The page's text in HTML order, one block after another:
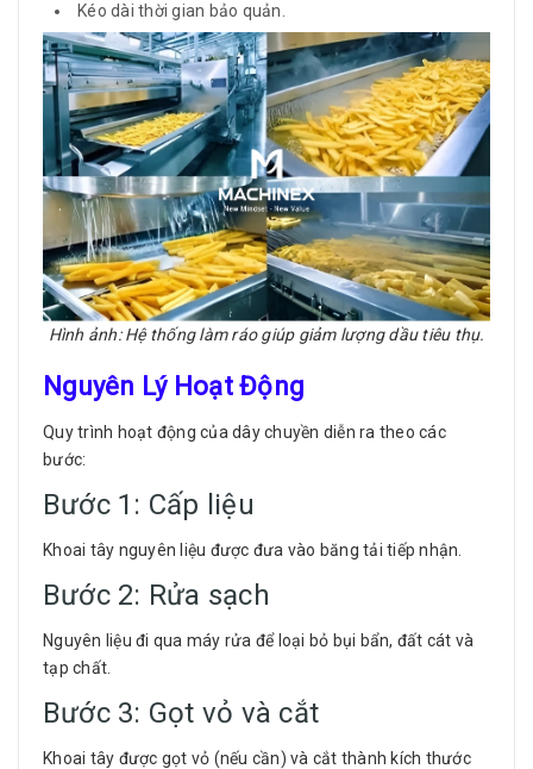
Kéo dài thời gian bảo quản.
Hình ảnh: Hệ thống làm ráo giúp giảm lượng dầu tiêu thụ.
Nguyên Lý Hoạt Động
Quy trình hoạt động của dây chuyền diễn ra theo các
bước:
Bước 1: Cấp liệu
Khoai tây nguyên liệu được đưa vào băng tải tiếp nhận.
Bước 2: Rửa sạch
Nguyên liệu đi qua máy rửa để loại bỏ bụi bẩn, đất cát và
tạp chất.
Bước 3: Gọt vỏ và cắt
Khoai tây được gọt vỏ (nếu cần) và cắt thành kích thước